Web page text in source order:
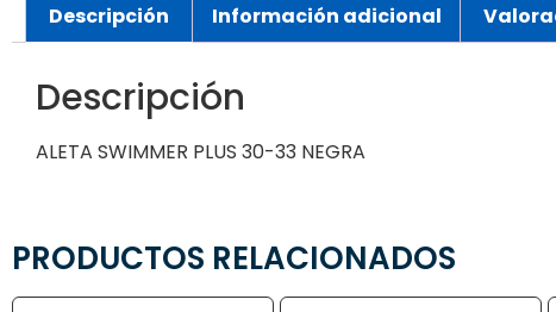
Descripción Información adicional
Descripción
ALETA SWIMMER PLUS 30-33 NEGRA
PRODUCTOS RELACIONADOS